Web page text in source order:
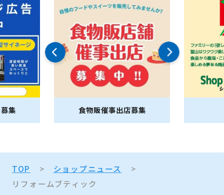
集 食物販催事出店募集
TOP
ショップニュース
リフォームブティック